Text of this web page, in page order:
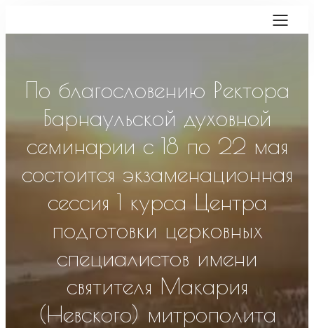
По благословению Ректора
Барнаульской духовной
семинарии с 18 по 22 мая
состоится экзаменационная
сессия 1 курса Центра
подготовки церковных
специалистов имени
святителя Макария
(Невского) митрополита